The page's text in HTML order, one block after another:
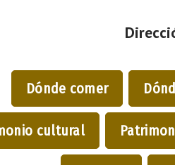
Dónde comer
cultural